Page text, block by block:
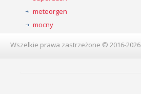
meteorgen
mocny
Wszelkie prawa zastrzeżone © 2016-2026